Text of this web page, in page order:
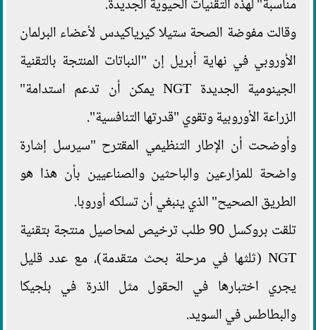
مناسبة" لهذه التقنيات الحيوية الجديدة.
وقالت مفوضة الصحة ستيلا كيرياكيدس لأعضاء البرلمان
الأوروبي في نهاية أبريل إن "النباتات المنتجة بالتقنية
الجينومية الجديدة NGT يمكن أن تدعم استدامة"
الزراعة الأوروبية وتقوي "قدرتها التنافسية".
وأوضحت أن الإطار التنظيمي المقترح "سيرسل إشارة
واضحة للمزارعين والباحثين والصناعيين بأن هذا هو
الطريق الصحيح" الذي ينبغي أن تسلكه أوروبا.
تلقت بروكسل 90 طلب ترخيص لمحاصيل منتجة بتقنية
NGT (ثلثها في مرحلة بحث متقدمة)، مع عدد قليل
يجري اختبارها في الحقول مثل الذرة في بلجيكا
والبطاطس في السويد.